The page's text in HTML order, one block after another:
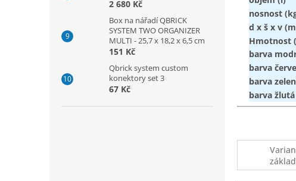
2 680 Kč
Box na nářadí QBRICK
SYSTEM TWO ORGANIZER
MULTI - 25,7 x 18,2 x 6,5 cm
151 Kč
Qbrick system custom
konektory set 3
67 Kč
nosnost
d x š x v
Hmotnost
barva
barva
barva
barva žlutá